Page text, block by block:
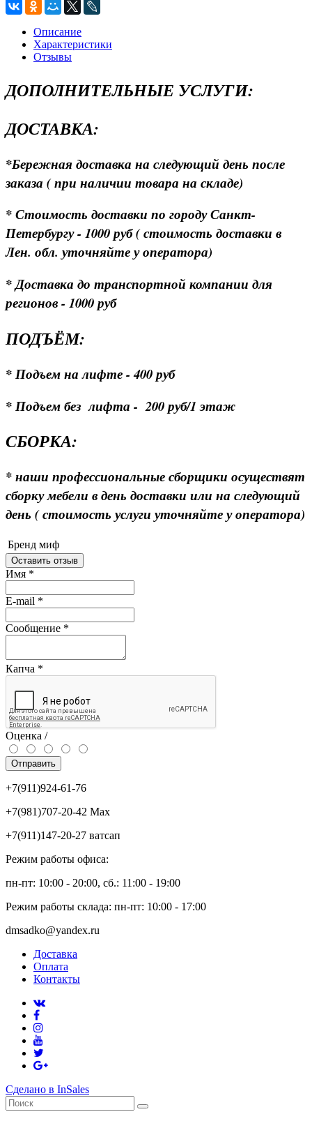
Описание
Характеристики
Отзывы
ДОПОЛНИТЕЛЬНЫЕ УСЛУГИ:
ДОСТАВКА:
*Бережная доставка на следующий день после
заказа ( при наличии товара на складе)
* Стоимость доставки по городу Санкт-
Петербургу - 1000 руб ( стоимость доставки в
Лен. обл. уточняйте у оператора)
* Доставка до транспортной компании для
регионов - 1000 руб
ПОДЪЁМ:
* Подъем на лифте - 400 руб
* Подъем без лифта - 200 руб/1 этаж
СБОРКА:
* наши профессиональные сборщики осуществят
сборку мебели в день доставки или на следующий
день ( стоимость услуги уточняйте у оператора)
Бренд миф
Оставить отзыв
Имя *
E-mail *
Сообщение *
Капча *
Оценка /
Отправить
+7(911)924-61-76
+7(981)707-20-42 Max
+7(911)147-20-27 ватсап
Режим работы офиса:
пн-пт: 10:00 - 20:00, сб.: 11:00 - 19:00
Режим работы склада: пн-пт: 10:00 - 17:00
dmsadko@yandex.ru
Доставка
Оплата
Контакты
Сделано в InSales